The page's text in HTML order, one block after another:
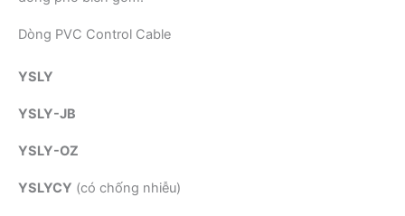
Dòng PVC Control Cable
YSLY
YSLY-JB
YSLY-OZ
YSLYCY (có chống nhiễu)